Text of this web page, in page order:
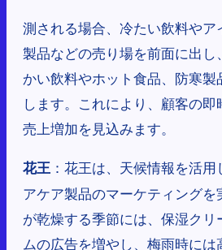
測される場合、冷たい飲料や
製品などの売り場を前面に出
かい飲料やホット食品、防寒
します。これにより、顧客の即
売上増加を見込みます。
花王 ：花王は、天候情報を活
アケア製品のマーケティング
が乾燥する季節には、保湿ク
ムの広告を増やし、梅雨時には